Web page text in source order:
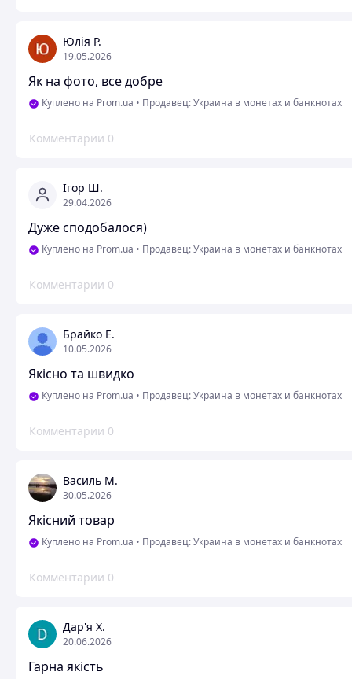
Юлія Р.
19.05.2026
Як на фото, все добре
Куплено на Prom.ua • Продавец: Украина в монетах и ​​банкнотах
Комментарии 0
Ігор Ш.
29.04.2026
Дуже сподобалося)
Куплено на Prom.ua • Продавец: Украина в монетах и ​​банкнотах
Комментарии 0
Брайко Е.
10.05.2026
Якісно та швидко
Куплено на Prom.ua • Продавец: Украина в монетах и ​​банкнотах
Комментарии 0
Василь М.
30.05.2026
Якісний товар
Куплено на Prom.ua • Продавец: Украина в монетах и ​​банкнотах
Комментарии 0
Дар'я Х.
20.06.2026
Гарна якість